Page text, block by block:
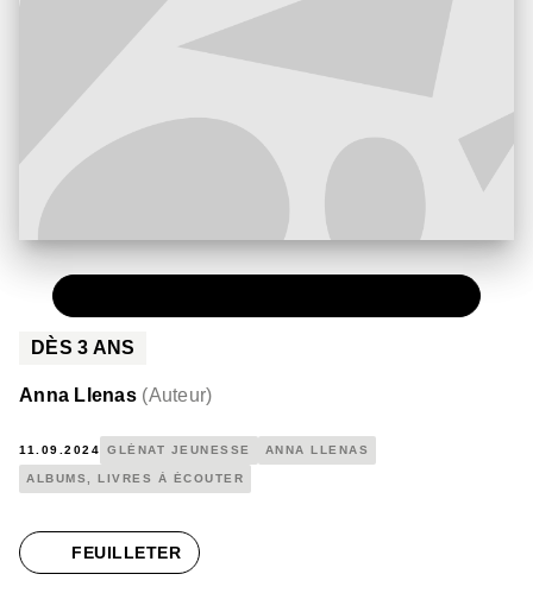
DÈS3 ANS
Anna Llenas (Auteur)
11.09.2024 GLÉNAT JEUNESSE ANNA LLENAS
ALBUMS, LIVRES À ÉCOUTER
FEUILLETER